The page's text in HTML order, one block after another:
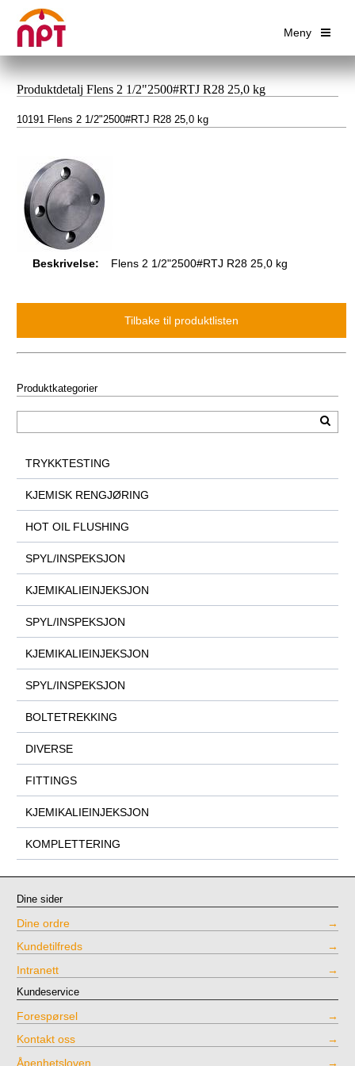
Meny
Produktdetalj Flens 2 1/2"2500#RTJ R28 25,0 kg
10191 Flens 2 1/2"2500#RTJ R28 25,0 kg
Beskrivelse: Flens 2 1/2"2500#RTJ R28 25,0 kg
Produktkategorier
TRYKKTESTING
KJEMISK RENGJØRING
HOT OIL FLUSHING
SPYL/INSPEKSJON
KJEMIKALIEINJEKSJON
SPYL/INSPEKSJON
KJEMIKALIEINJEKSJON
SPYL/INSPEKSJON
BOLTETREKKING
DIVERSE
FITTINGS
KJEMIKALIEINJEKSJON
KOMPLETTERING
Dine sider
Dine ordre
Kundetilfreds
Intranett
Kundeservice
Forespørsel
Kontakt oss
Åpenhetsloven